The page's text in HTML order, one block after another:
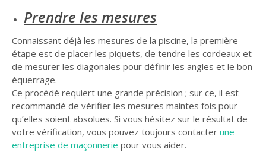
Prendre les mesures
Connaissant déjà les mesures de la piscine, la première
étape est de placer les piquets, de tendre les cordeaux et
de mesurer les diagonales pour définir les angles et le bon
équerrage.
Ce procédé requiert une grande précision ; sur ce, il est
recommandé de vérifier les mesures maintes fois pour
qu’elles soient absolues. Si vous hésitez sur le résultat de
votre vérification, vous pouvez toujours contacter une
entreprise de maçonnerie pour vous aider.